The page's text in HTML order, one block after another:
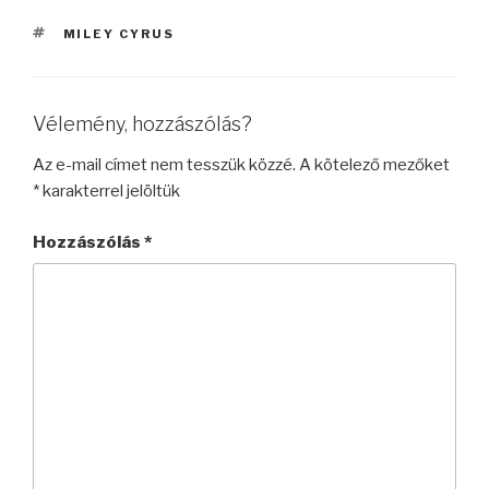
CÍMKÉK
MILEY CYRUS
Vélemény, hozzászólás?
Az e-mail címet nem tesszük közzé. A kötelező mezőket
*karakterrel jelöltük
Hozzászólás *